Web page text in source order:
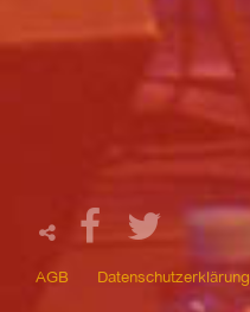
AGB Datenschutzerklärung